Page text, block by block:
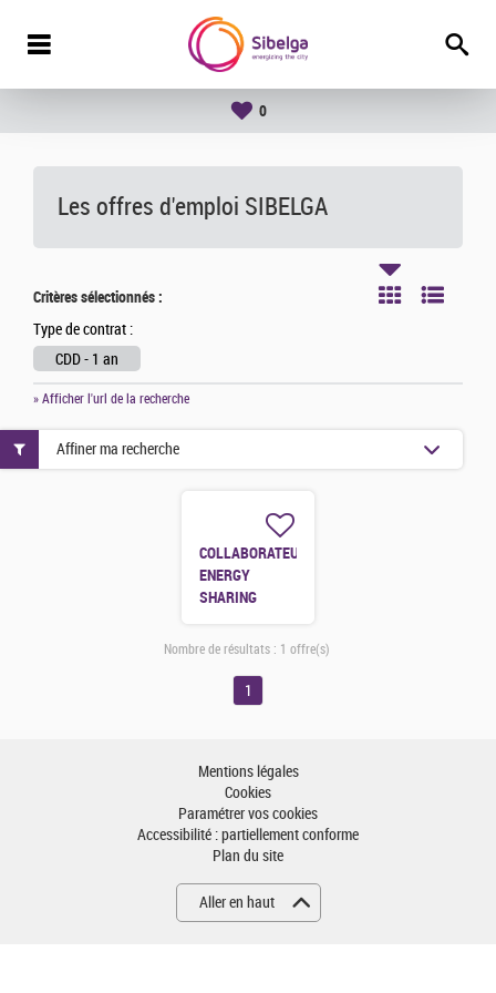
0
Les offres d'emploi SIBELGA
Critères sélectionnés :
Type de contrat :
CDD - 1 an
» Afficher l'url de la recherche
COLLABORATEUR
ENERGY
SHARING
Affiner ma recherche
Nombre de résultats : 1 offre(s)
1
Mentions légales
Cookies
Paramétrer vos cookies
Accessibilité : partiellement conforme
Plan du site
Aller en haut